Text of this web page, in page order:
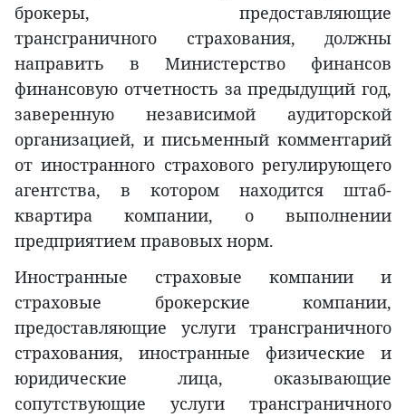
брокеры, предоставляющие
трансграничного страхования, должны
направить в Министерство финансов
финансовую отчетность за предыдущий год,
заверенную независимой аудиторской
организацией, и письменный комментарий
от иностранного страхового регулирующего
агентства, в котором находится штаб-
квартира компании, о выполнении
предприятием правовых норм.
Иностранные страховые компании и
страховые брокерские компании,
предоставляющие услуги трансграничного
страхования, иностранные физические и
юридические лица, оказывающие
сопутствующие услуги трансграничного